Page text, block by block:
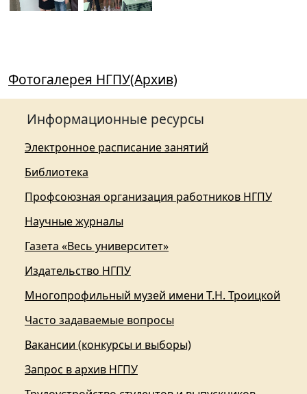
Фотогалерея НГПУ(Архив)
Информационные ресурсы
Электронное расписание занятий
Библиотека
Профсоюзная организация работников НГПУ
Научные журналы
Газета «Весь университет»
Издательство НГПУ
Многопрофильный музей имени Т.Н. Троицкой
Часто задаваемые вопросы
Вакансии (конкурсы и выборы)
Запрос в архив НГПУ